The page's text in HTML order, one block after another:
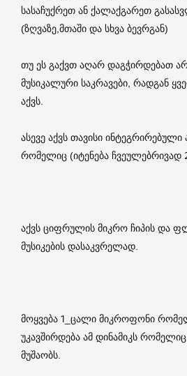
სასაჩუქრეთ ან ქალაქგარეთ
(ზღვაზე,მთაში და სხვა ბევრგან)
თუ ეს გაქვთ აღარ დაგჭირდებათ
მუსიკალური საკრავები, რადგან
აქვს.
ასევე აქვს თავისი
რომელიც (იტენება ჩვეულებრივად
აქვს ციფრულის მიკრო ჩიპის და
მუსიკების დასაკვრელად.
მოყვება 1_ცალი მიკროფონი
უკავშირდება ამ დინამიკს
მუშაობს.